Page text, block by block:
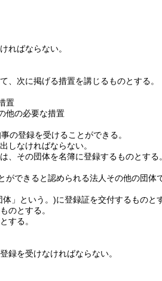
ればならない。
次に掲げる措置を講じるものとする。
置
他の必要な措置
の登録を受けることができる。
しなければならない。
、その団体を名簿に登録するものとする。
できると認められる法人その他の団体
体」という。)に登録証を交付するものと
のとする。
する。
録を受けなければならない。